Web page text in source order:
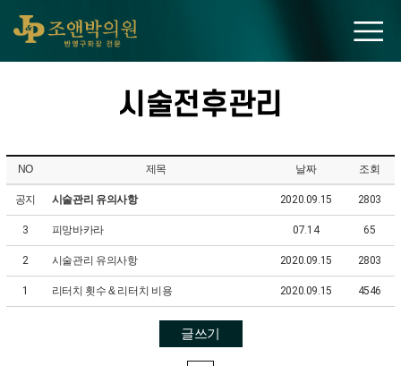
시술전후관리
NO 제목 날짜 조회
공지 시술관리 유의사항 2020.09.15 2803
3 피망바카라 07.14 65
2 시술관리 유의사항 2020.09.15 2803
1 리터치 횟수 & 리터치 비용 2020.09.15 4546
글쓰기